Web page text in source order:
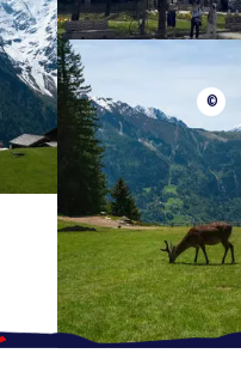
©